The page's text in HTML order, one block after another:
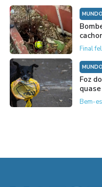
Final
Foz
Bem-